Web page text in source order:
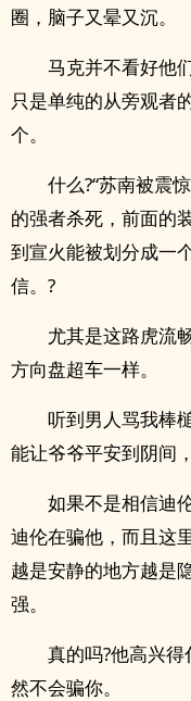
圈，脑子又晕又沉。
马克并不看好他
只是单纯的从旁观者
个。
什么?“苏南被震
的强者杀死，前面的
到宣火能被划分成一
信。?
尤其是这路虎流
方向盘超车一样。
听到男人骂我棒
能让爷爷平安到阴间
如果不是相信迪
迪伦在骗他，而且这
越是安静的地方越是
强。
真的吗?他高兴
然不会骗你。